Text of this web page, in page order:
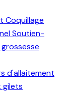
Coquillage
Soutien-
grossesse
d'allaitement
gilets